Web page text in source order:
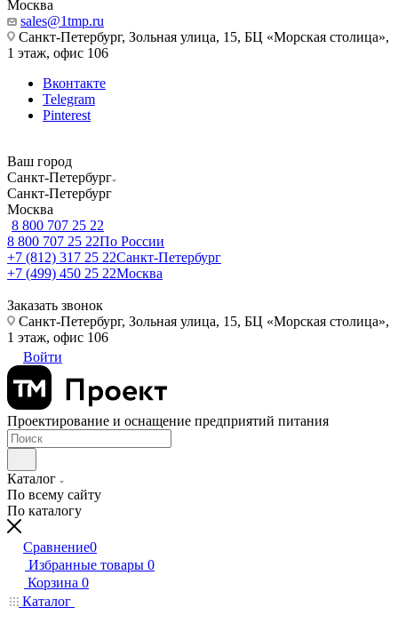
Москва
sales@1tmp.ru
Санкт-Петербург, Зольная улица, 15, БЦ «Морская столица»,
1 этаж, офис 106
Вконтакте
Telegram
Pinterest
Ваш город
Санкт-Петербург
Санкт-Петербург
Москва
8 800 707 25 22
8 800 707 25 22По России
+7 (812) 317 25 22Санкт-Петербург
+7 (499) 450 25 22Москва
Заказать звонок
Санкт-Петербург, Зольная улица, 15, БЦ «Морская столица»,
1 этаж, офис 106
Войти
Проектирование и оснащение предприятий питания
Каталог
По всему сайту
По каталогу
Сравнение0
Избранные товары 0
Корзина 0
Каталог